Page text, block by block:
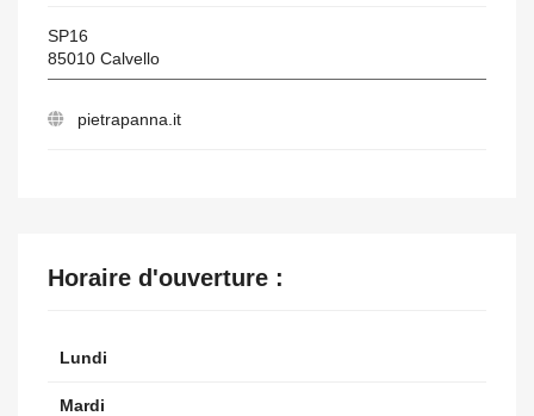
SP16
85010 Calvello
pietrapanna.it
Horaire d'ouverture :
Lundi
Mardi